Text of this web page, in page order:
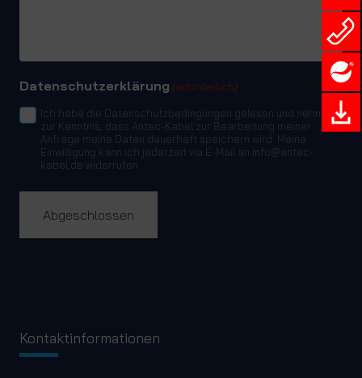
Datenschutzerklärung (erforderlich)
Ich habe die Datenschutzbedingungen gelesen und nehme
zur Kenntnis, dass Antec-Kabel zur Bearbeitung meiner
Anfrage meine Daten dauerhaft speichern wird. Meine
Einwilligung kann ich jederzeit via E-Mail an info@antec-
kabel.de widerrufen.
Kontaktinformationen